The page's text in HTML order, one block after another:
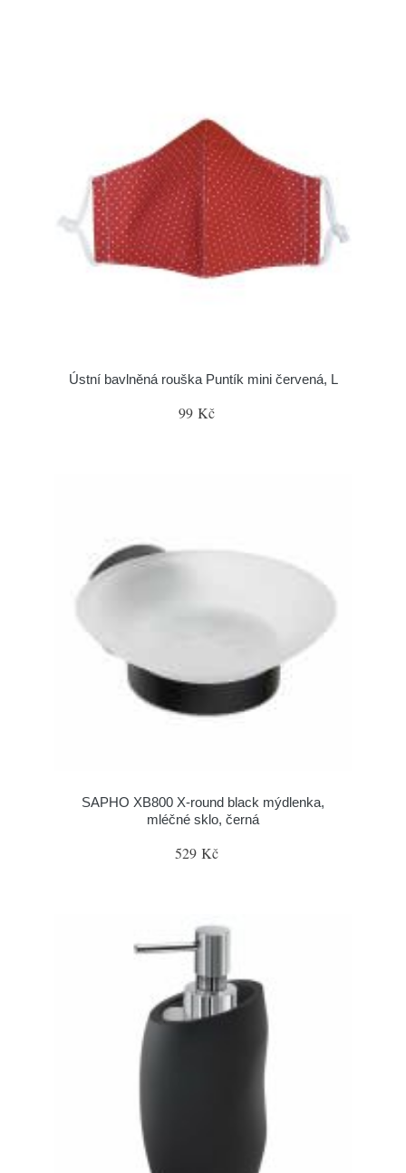
Ústní bavlněná rouška Puntík mini červená, L
99 Kč
SAPHO XB800 X-round black mýdlenka,
mléčné sklo, černá
529 Kč